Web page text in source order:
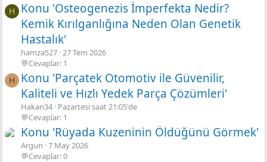
H
Konu 'Osteogenezis İmperfekta Nedir?
Kemik Kırılganlığına Neden Olan Genetik
Hastalık'
hamza527 27 Tem 2026
💬Cevaplar: 1
H
Konu 'Parçatek Otomotiv ile Güvenilir,
Kaliteli ve Hızlı Yedek Parça Çözümleri'
Hakan34 Pazartesi saat 21:05'de
💬Cevaplar: 1
Konu 'Rüyada Kuzeninin Öldüğünü Görmek'
Argun 7 May 2026
💬Cevaplar: 0